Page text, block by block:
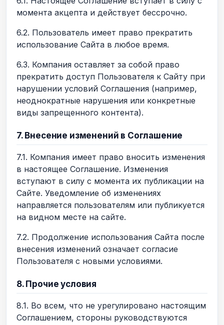
момента акцепта и действует бессрочно.
6.2. Пользователь имеет право прекратить
использование Сайта в любое время.
6.3. Компания оставляет за собой право
прекратить доступ Пользователя к Сайту при
нарушении условий Соглашения (например,
неоднократные нарушения или конкретные
виды запрещенного контента).
7. Внесение изменений в Соглашение
7.1. Компания имеет право вносить изменения
в настоящее Соглашение. Изменения
вступают в силу с момента их публикации на
Сайте. Уведомление об изменениях
направляется пользователям или публикуется
на видном месте на сайте.
7.2. Продолжение использования Сайта после
внесения изменений означает согласие
Пользователя с новыми условиями.
8. Прочие условия
8.1. Во всем, что не урегулировано настоящим
Соглашением, стороны руководствуются